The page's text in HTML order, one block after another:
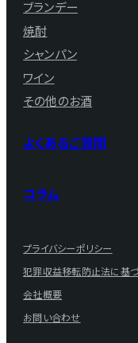
ブランデー
焼酎
シャンパン
ワイン
その他のお酒
よくあるご質問
コラム
プライバシーポリシー
犯罪収益移転防止法に基
会社概要
お問い合わせ